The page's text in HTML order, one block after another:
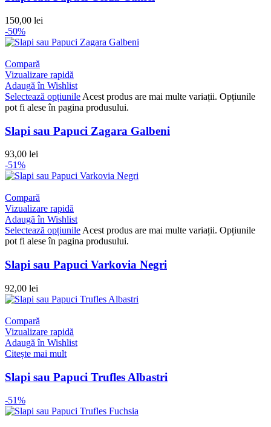
150,00 lei
-50%
Compară
Vizualizare rapidă
Adaugă în Wishlist
Selectează opțiunile Acest produs are mai multe variații. Opțiunile
pot fi alese în pagina produsului.
Slapi sau Papuci Zagara Galbeni
93,00 lei
-51%
Compară
Vizualizare rapidă
Adaugă în Wishlist
Selectează opțiunileAcest produs are mai multe variații. Opțiunile
pot fi alese în pagina produsului.
Slapi sau Papuci Varkovia Negri
92,00 lei
Compară
Vizualizare rapidă
Adaugă în Wishlist
Citește mai mult
Slapi sau Papuci Trufles Albastri
-51%